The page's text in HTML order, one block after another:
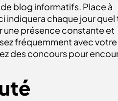
blog informatifs. Place à
indiquera chaque jour
une présence constante et
fréquemment avec votre
des concours pour